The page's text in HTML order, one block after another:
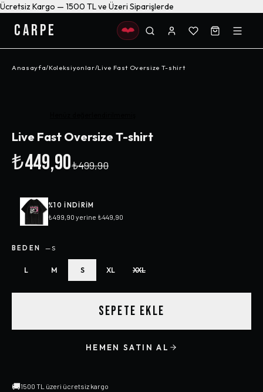
Ücretsiz Kargo — 1500 TL ve Üzeri Siparişlerde
CARPE
Anasayfa/Koleksiyonlar/Live Fast Oversize T-shirt
Live Fast Oversize T-shirt
₺449,90₺499,90
%10 INDIRIM
₺499,90 yerine ₺449,90
BEDEN —S
L M S XL XXL
SEPETE EKLE
HEMEN SATIN AL
🚚1500 TL üzeri ücretsiz kargo